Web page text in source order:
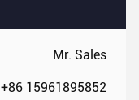
Mr. Sales
+86 15961895852